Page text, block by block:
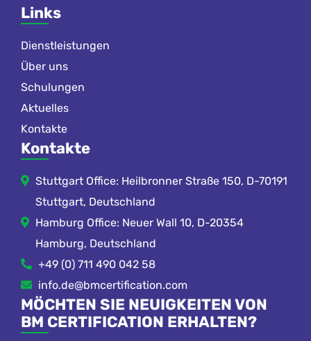
Links
Dienstleistungen
Über uns
Schulungen
Aktuelles
Kontakte
Kontakte
Stuttgart Office: Heilbronner Straße 150, D-70191
Stuttgart, Deutschland
Hamburg Office: Neuer Wall 10, D-20354
Hamburg, Deutschland
+49 (0) 711 490 042 58
info.de@bmcertification.com
MÖCHTEN SIE NEUIGKEITEN VON
BM CERTIFICATION ERHALTEN?